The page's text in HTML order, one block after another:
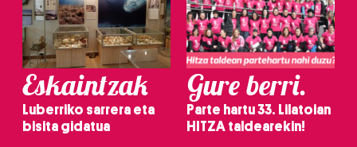
Eskaintzak
Luberriko sarrera eta
bisita gidatua
Gure berri.
Parte hartu 33. Lilatoian
HITZA taldearekin!